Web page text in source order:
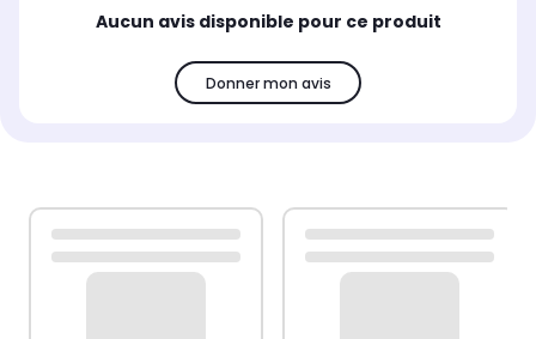
Aucun avis disponible pour ce produit
Donner mon avis